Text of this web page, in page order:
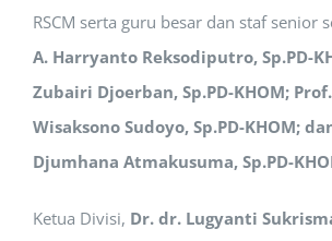
RSCM serta guru besar dan staf senior
A. Harryanto Reksodiputro, Sp.PD-
Zubairi Djoerban, Sp.PD-KHOM;
Wisaksono Sudoyo, Sp.PD-KHOM;
Djumhana Atmakusuma, Sp.PD-
Ketua Divisi, Dr. dr. Lugyanti